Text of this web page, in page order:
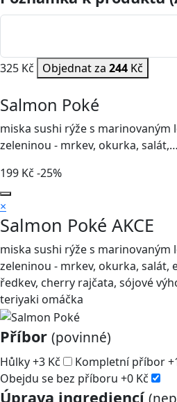
325 Kč Objednat za 244 Kč
Salmon Poké
miska sushi rýže s marinovaným
zeleninou - mrkev, okurka, salát,…
199 Kč -25%
×
Salmon Poké AKCE
miska sushi rýže s marinovaným
zeleninou - mrkev, okurka, salát,
ředkev, cherry rajčata, sójové
teriyaki omáčka
Příbor (povinné)
Hůlky+3 Kč Kompletní příbor+
Obejdu se bez příboru +0 Kč
Úprava ingrediencí